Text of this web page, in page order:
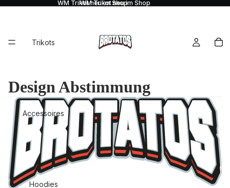
↵Zum Inhalt springen
↵Zum Menü springen
↵Fußzeile springen
↵Barrierefreiheits-Widget öffnen
WM Trikot neu im Shop
WM Trikot neu im Shop
Trikots
Accessoires
Hoodies
Design Abstimmung